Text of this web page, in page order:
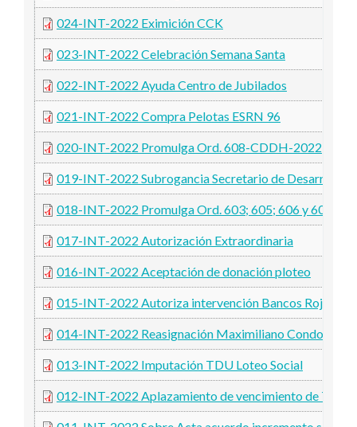
024-INT-2022 Eximición CCK
023-INT-2022 Celebración Semana Santa
022-INT-2022 Ayuda Centro de Jubilados
021-INT-2022 Compra Pelotas ESRN 96
020-INT-2022 Promulga Ord. 608-CDDH-2022
019-INT-2022 Subrogancia Secretario de Desarrollo
018-INT-2022 Promulga Ord. 603; 605; 606 y 607-
017-INT-2022 Autorización Extraordinaria
016-INT-2022 Aceptación de donación ploteo
015-INT-2022 Autoriza intervención Bancos Rojos
014-INT-2022 Reasignación Maximiliano Condorí
013-INT-2022 Imputación TDU Loteo Social
012-INT-2022 Aplazamiento de vencimiento de TDU